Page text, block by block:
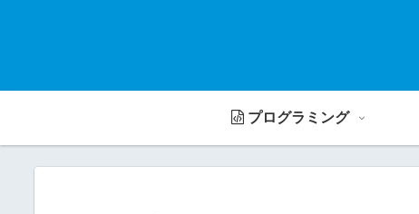
プログラミング